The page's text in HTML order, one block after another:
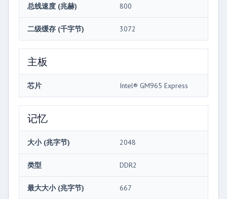
总线速度 (兆赫) 800
二级缓存 (千字节) 3072
主板
芯片 Intel® GM965 Express
记忆
大小 (兆字节) 2048
类型 DDR2
最大大小 (兆字节) 667